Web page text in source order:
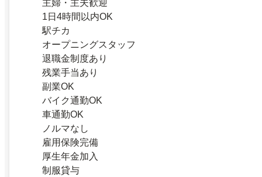
主婦・主夫歓迎
1日4時間以内OK
駅チカ
オープニングスタッフ
退職金制度あり
残業手当あり
副業OK
バイク通勤OK
車通勤OK
ノルマなし
雇用保険完備
厚生年金加入
制服貸与